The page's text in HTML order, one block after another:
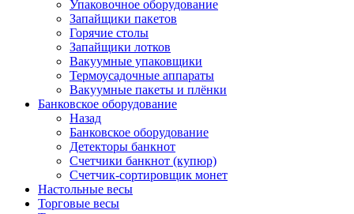
Упаковочное оборудование
Запайщики пакетов
Горячие столы
Запайщики лотков
Вакуумные упаковщики
Термоусадочные аппараты
Вакуумные пакеты и плёнки
Банковское оборудование
Назад
Банковское оборудование
Детекторы банкнот
Cчетчики банкнот (купюр)
Счетчик-сортировщик монет
Настольные весы
Торговые весы